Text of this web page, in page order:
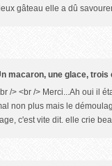
gâteau elle a dû
macaron, une glace, trois
/> <br /> Merci...Ah oui il
non plus mais le
c'est vite dit. elle crie